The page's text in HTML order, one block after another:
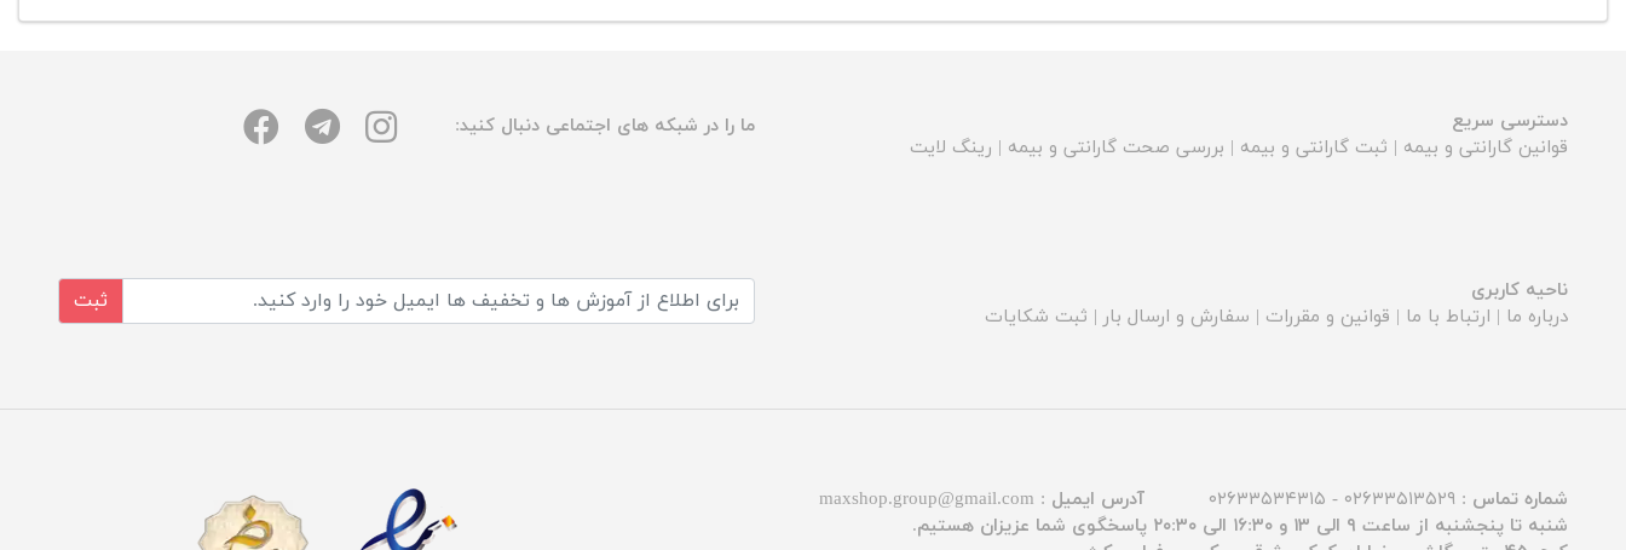
دسترسی سریع
قوانین گارانتی و بیمه | ثبت گارانتی و بیمه | بررسی صحت گارانتی و بیمه | رینگ لایت
ما را در شبکه های اجتماعی دنبال کنید:
ناحیه کاربری
درباره ما | ارتباط با ما | قوانین و مقررات | سفارش و ارسال بار | ثبت شکایات
ثبت
شماره تماس : ۰۲۶۳۳۵۱۳۵۲۹ - ۰۲۶۳۳۵۳۴۳۱۵ آدرس ایمیل : maxshop.group@gmail.com
شنبه تا پنجشنبه از ساعت ۹ الی ۱۳ و ۱۶:۳۰ الی ۲۰:۳۰ پاسخگوی شما عزیزان هستیم.